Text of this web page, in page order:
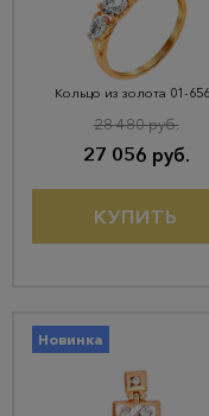
Кольцо из золота 01-
27 056 руб.
28 480 руб.
КУПИТЬ
Новинка